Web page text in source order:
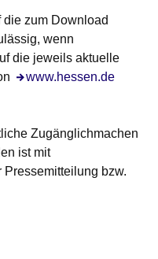
zum Download
wenn
die jeweils aktuelle
www.hessen.de
Öffnet sich in einem
Zugänglichmachen
ist mit
bzw.